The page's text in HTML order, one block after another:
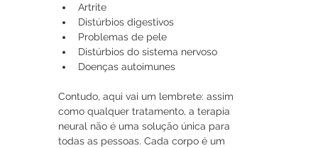
Artrite
Distúrbios digestivos
Problemas de pele
Distúrbios do sistema nervoso
Doenças autoimunes
Contudo, aqui vai um lembrete: assim
como qualquer tratamento, a terapia
neural não é uma solução única para
todas as pessoas. Cada corpo é um